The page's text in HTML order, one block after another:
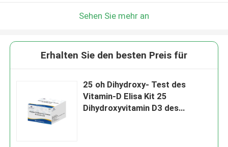
Sehen Sie mehr an
Erhalten Sie den besten Preis für
25 oh Dihydroxy- Test des
Vitamin-D Elisa Kit 25
Dihydroxyvitamin D3 des